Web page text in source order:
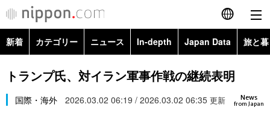
English
简体字
繁體字
新着 カテゴリー ニュース In-depth Japan Data 旅と
政治・外交
経済・ビジネス
Topics
Images
トランプ氏、対イラン軍事作戦の継続表明
News
from Japan
国際・海外 2026.03.02 06:19 / 2026.03.02 06:35 更新